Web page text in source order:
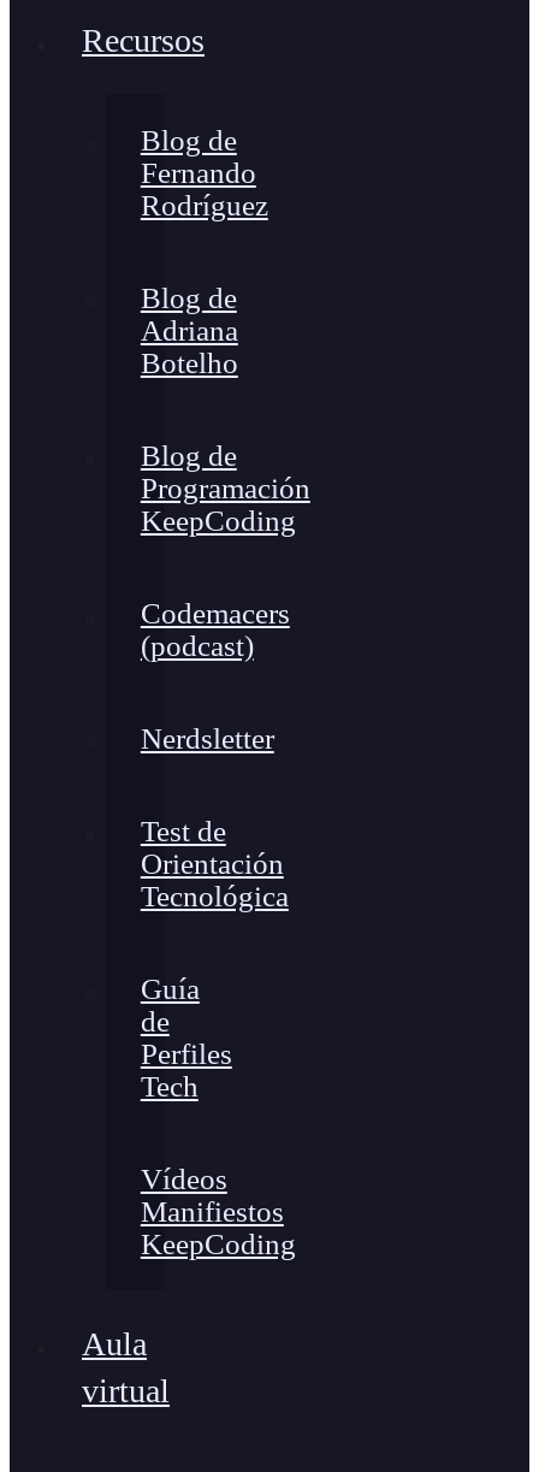
Recursos
Blog de
Fernando
Rodríguez
Blog de
Adriana
Botelho
Blog de
Programación
KeepCoding
Codemacers
(podcast)
Nerdsletter
Test de
Orientación
Tecnológica
Guía
de
Perfiles
Tech
Vídeos
Manifiestos
KeepCoding
Aula
virtual